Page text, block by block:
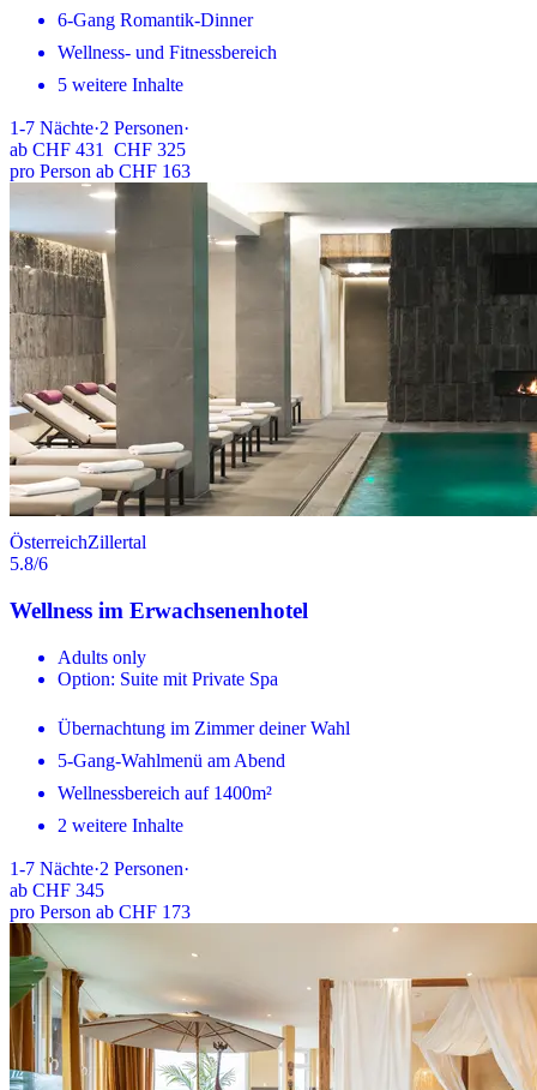
6-Gang Romantik-Dinner
Wellness- und Fitnessbereich
5 weitere Inhalte
1-7 Nächte·2 Personen·
ab CHF 431 CHF 325
pro Person ab CHF 163
ÖsterreichZillertal
5.8/6
Wellness im Erwachsenenhotel
Adults only
Option: Suite mit Private Spa
Übernachtung im Zimmer deiner Wahl
5-Gang-Wahlmenü am Abend
Wellnessbereich auf 1400m²
2 weitere Inhalte
1-7 Nächte·2 Personen·
ab CHF 345
pro Person ab CHF 173